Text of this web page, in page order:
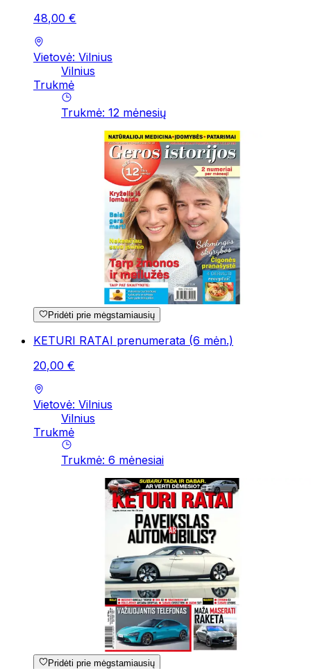
48,00 €
Vietovė: Vilnius
Vilnius
Trukmė
Trukmė: 12 mėnesių
Pridėti prie mėgstamiausių
KETURI RATAI prenumerata (6 mėn.)
20,00 €
Vietovė: Vilnius
Vilnius
Trukmė
Trukmė: 6 mėnesiai
Pridėti prie mėgstamiausių